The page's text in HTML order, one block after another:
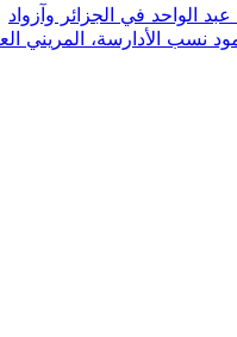
الواحد في الجزائر وآزواد
الأدارسة، المريني